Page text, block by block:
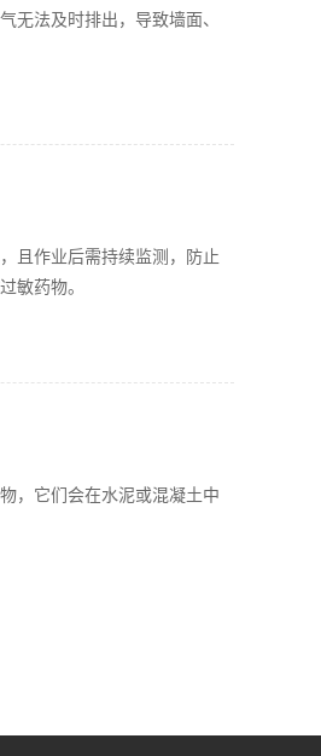
无法及时排出，导致墙面、
且作业后需持续监测，防止
敏药物。
，它们会在水泥或混凝土中